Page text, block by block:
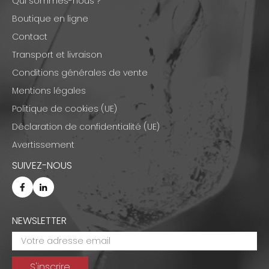
Boutique en ligne
Contact
Transport et livraison
Conditions générales de vente
Mentions légales
Politique de cookies (UE)
Déclaration de confidentialité (UE)
Avertissement
SUIVEZ-NOUS
NEWSLETTER